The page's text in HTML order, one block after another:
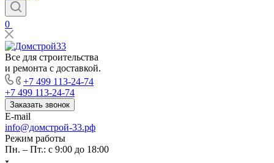
0
Все для строительства
и ремонта с доставкой.
+7 499 113-24-74
+7 499 113-24-74
Заказать звонок
E-mail
info@домстрой-33.рф
Режим работы
Пн. – Пт.: с 9:00 до 18:00